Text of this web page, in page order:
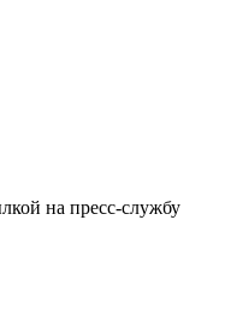
на пресс-службу